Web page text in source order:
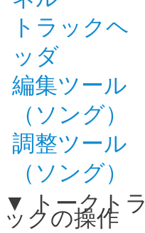
トラックヘ
ッダ
編集ツール
（ソング）
調整ツール
（ソング）
トークトラ
ックの操作